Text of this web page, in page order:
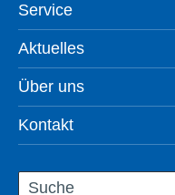
Service
Aktuelles
Über uns
Kontakt